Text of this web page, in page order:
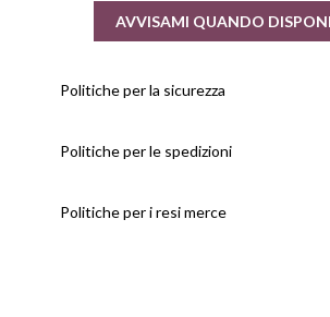
AVVISAMI QUANDO
Politiche per la sicurezza
Politiche per le spedizioni
Politiche per i resi merce